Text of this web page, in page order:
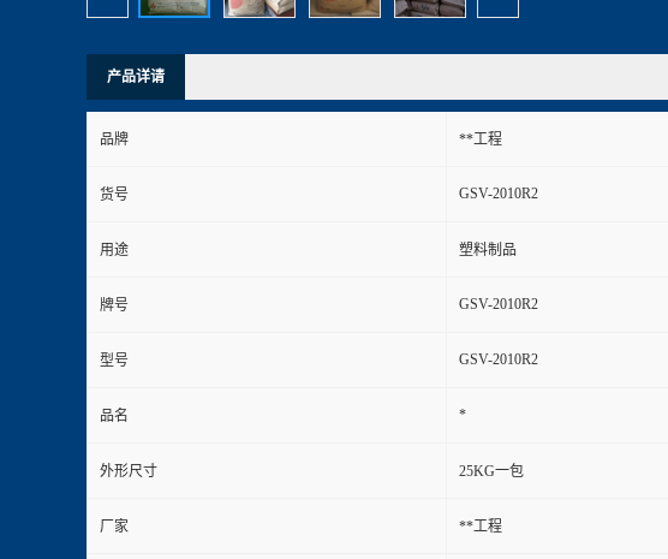
产品详请
品牌 **工程
货号 GSV-2010R2
用途 塑料制品
牌号 GSV-2010R2
型号 GSV-2010R2
品名 *
外形尺寸 25KG一包
厂家 **工程